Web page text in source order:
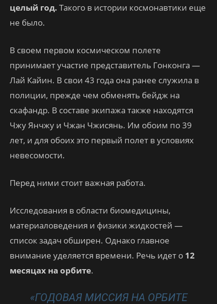
целый год. Такого в истории космонавтики еще
не было.
В своем первом космическом полете
принимает участие представитель Гонконга —
Лай Кайин. В свои 43 года она ранее служила в
полиции, прежде чем обменять бейдж на
скафандр. В составе экипажа также находятся
Чжу Янчжу и Чжан Чжисянь. Им обоим по 39
лет, и для обоих это первый полет в условиях
невесомости.
Перед ними стоит важная работа.
Исследования в области биомедицины,
материаловедения и физики жидкостей —
список задач обширен. Однако главное
внимание уделяется времени. Речь идет о 12
месяцах на орбите.
«ГОДОВАЯ МИССИЯ НА ОРБИТЕ